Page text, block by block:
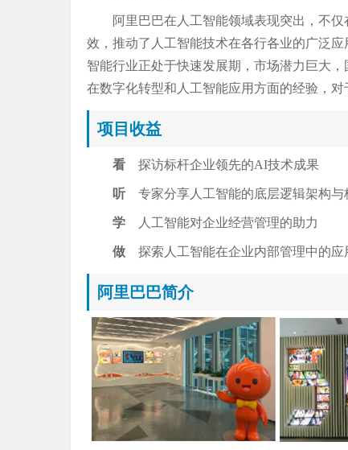
阿里巴巴在人工智能领域表现突出，不
效，推动了人工智能技术在各行各业的广泛
智能行业正处于快速发展期，市场潜力巨大
在数字化转型和人工智能应用方面的经验，
项目收益
看 探访标杆企业领先的AI技术成果
听 专家分享人工智能的底层逻辑架构与
学 人工智能对企业经营管理的助力
做 探索人工智能在企业内部管理中的应
阿里巴巴简介